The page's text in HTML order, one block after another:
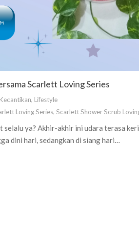
Scarlett Loving Series
Kecantikan, Lifestyle
Loving Series, Scarlett Shower Scrub
selalu ya? Akhir-akhir ini udara terasa
dini hari, sedangkan di siang hari…